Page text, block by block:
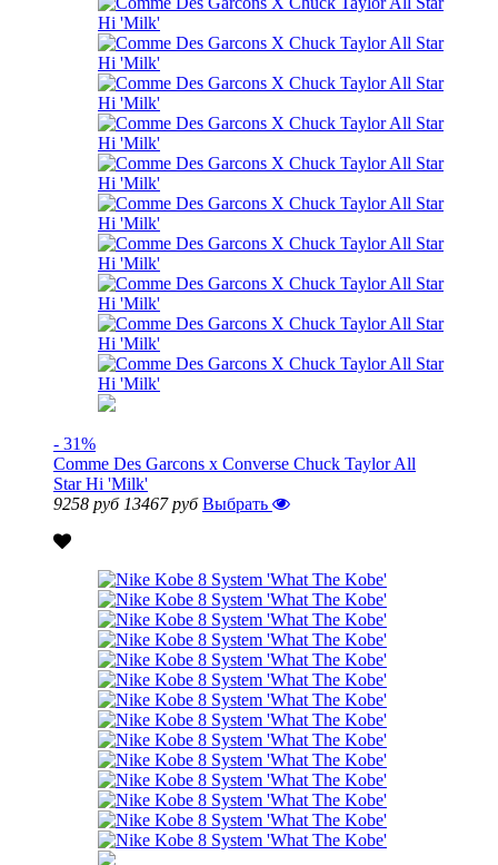
- 31%
Comme Des Garcons x Converse Chuck Taylor All
Star Hi 'Milk'
9258 руб 13467 руб Выбрать